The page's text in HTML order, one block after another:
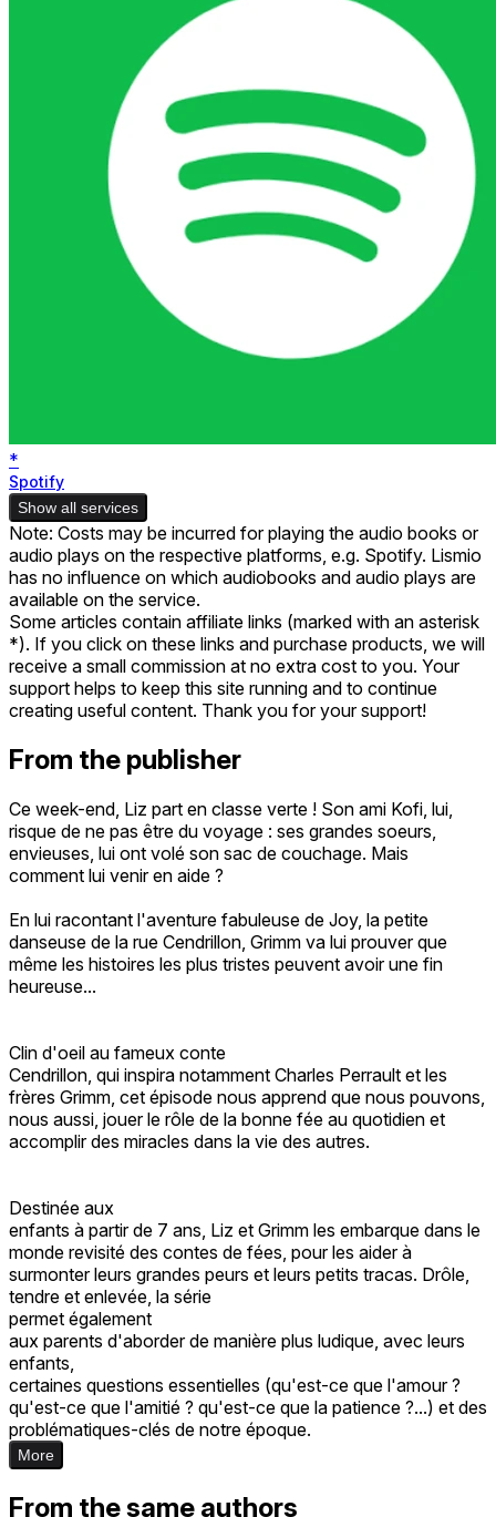
*
Spotify
Show all services
Note: Costs may be incurred for playing the audio books or
audio plays on the respective platforms, e.g. Spotify. Lismio
has no influence on which audiobooks and audio plays are
available on the service.
Some articles contain affiliate links (marked with an asterisk
*). If you click on these links and purchase products, we will
receive a small commission at no extra cost to you. Your
support helps to keep this site running and to continue
creating useful content. Thank you for your support!
From the publisher
Ce week-end, Liz part en classe verte ! Son ami Kofi, lui,
risque de ne pas être du voyage : ses grandes soeurs,
envieuses, lui ont volé son sac de couchage. Mais
comment lui venir en aide ?
En lui racontant l'aventure fabuleuse de Joy, la petite
danseuse de la rue Cendrillon, Grimm va lui prouver que
même les histoires les plus tristes peuvent avoir une fin
heureuse...
Clin d'oeil au fameux conte
Cendrillon, qui inspira notamment Charles Perrault et les
frères Grimm, cet épisode nous apprend que nous pouvons,
nous aussi, jouer le rôle de la bonne fée au quotidien et
accomplir des miracles dans la vie des autres.
Destinée aux
enfants à partir de 7 ans, Liz et Grimm les embarque dans le
monde revisité des contes de fées, pour les aider à
surmonter leurs grandes peurs et leurs petits tracas. Drôle,
tendre et enlevée, la série
permet également
aux parents d'aborder de manière plus ludique, avec leurs
enfants,
certaines questions essentielles (qu'est-ce que l'amour ?
qu'est-ce que l'amitié ? qu'est-ce que la patience ?...) et des
problématiques-clés de notre époque.
More
From the same authors